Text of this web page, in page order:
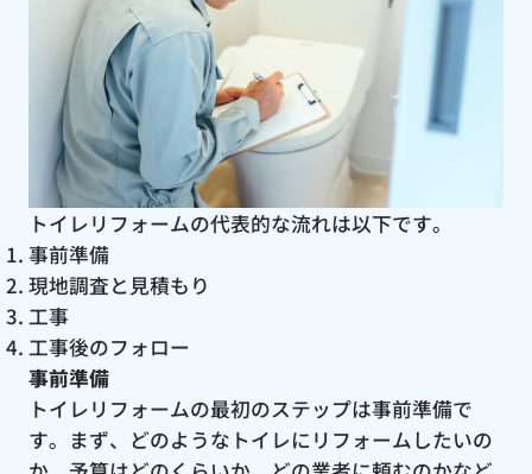
トイレリフォームの代表的な流れは以下です。
事前準備
現地調査と見積もり
工事
工事後のフォロー
事前準備
トイレリフォームの最初のステップは事前準備で
す。まず、どのようなトイレにリフォームしたいの